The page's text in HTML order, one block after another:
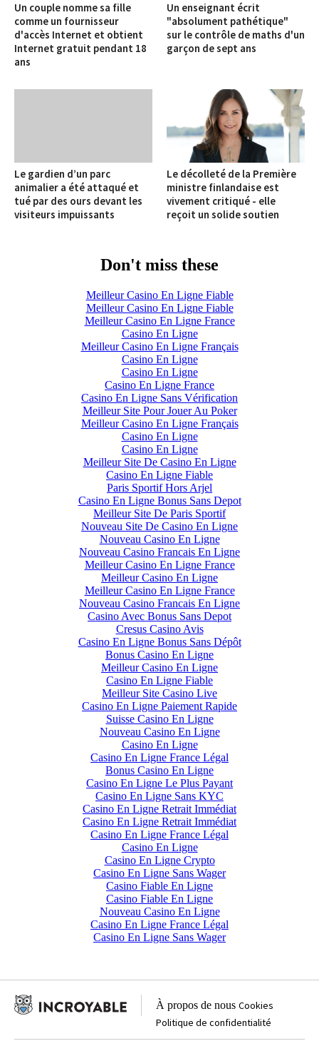
Un couple nomme sa fille
comme un fournisseur
d'accès Internet et obtient
Internet gratuit pendant 18
ans
Un enseignant écrit
"absolument pathétique"
sur le contrôle de maths d'un
garçon de sept ans
Le gardien d’un parc
animalier a été attaqué et
tué par des ours devant les
visiteurs impuissants
Le décolleté de la Première
ministre finlandaise est
vivement critiqué - elle
reçoit un solide soutien
Don't miss these
Meilleur Casino En Ligne Fiable
Meilleur Casino En Ligne Fiable
Meilleur Casino En Ligne France
Casino En Ligne
Meilleur Casino En Ligne Français
Casino En Ligne
Casino En Ligne
Casino En Ligne France
Casino En Ligne Sans Vérification
Meilleur Site Pour Jouer Au Poker
Meilleur Casino En Ligne Français
Casino En Ligne
Casino En Ligne
Meilleur Site De Casino En Ligne
Casino En Ligne Fiable
Paris Sportif Hors Arjel
Casino En Ligne Bonus Sans Depot
Meilleur Site De Paris Sportif
Nouveau Site De Casino En Ligne
Nouveau Casino En Ligne
Nouveau Casino Francais En Ligne
Meilleur Casino En Ligne France
Meilleur Casino En Ligne
Meilleur Casino En Ligne France
Nouveau Casino Francais En Ligne
Casino Avec Bonus Sans Depot
Cresus Casino Avis
Casino En Ligne Bonus Sans Dépôt
Bonus Casino En Ligne
Meilleur Casino En Ligne
Casino En Ligne Fiable
Meilleur Site Casino Live
Casino En Ligne Paiement Rapide
Suisse Casino En Ligne
Nouveau Casino En Ligne
Casino En Ligne
Casino En Ligne France Légal
Bonus Casino En Ligne
Casino En Ligne Le Plus Payant
Casino En Ligne Sans KYC
Casino En Ligne Retrait Immédiat
Casino En Ligne Retrait Immédiat
Casino En Ligne France Légal
Casino En Ligne
Casino En Ligne Crypto
Casino En Ligne Sans Wager
Casino Fiable En Ligne
Casino Fiable En Ligne
Nouveau Casino En Ligne
Casino En Ligne France Légal
Casino En Ligne Sans Wager
À propos de nous Cookies
Politique de confidentialité